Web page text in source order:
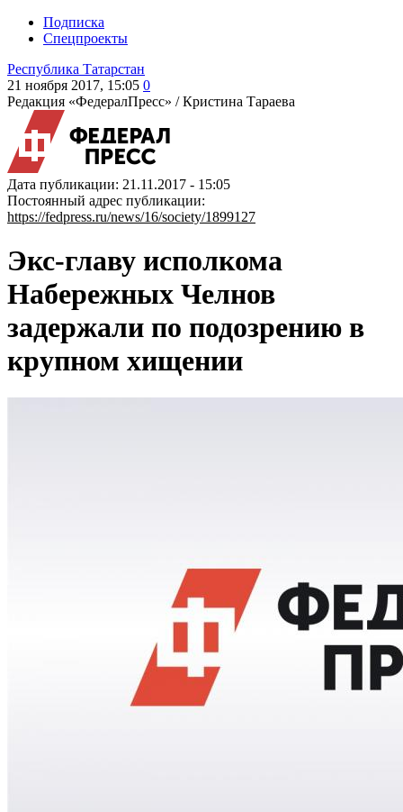
Подписка
Спецпроекты
Республика Татарстан
21 ноября 2017, 15:05 0
Редакция «ФедералПресс» /Кристина Тараева
Дата публикации: 21.11.2017 - 15:05
Постоянный адрес публикации:
https://fedpress.ru/news/16/society/1899127
Экс-главу исполкома
Набережных Челнов
задержали по подозрению в
крупном хищении